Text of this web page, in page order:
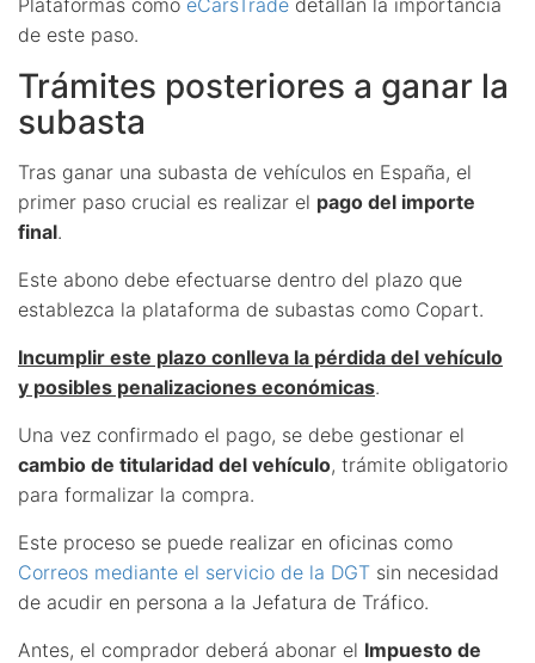
de este paso.
Trámites posteriores a ganar la
subasta
Tras ganar una subasta de vehículos en España, el
primer paso crucial es realizar el pago del importe
final.
Este abono debe efectuarse dentro del plazo que
establezca la plataforma de subastas como Copart.
Incumplir este plazo conlleva la pérdida del vehículo
y posibles penalizaciones económicas.
Una vez confirmado el pago, se debe gestionar el
cambio de titularidad del vehículo, trámite obligatorio
para formalizar la compra.
Este proceso se puede realizar en oficinas como
Correos mediante el servicio de la DGT sin necesidad
de acudir en persona a la Jefatura de Tráfico.
Antes, el comprador deberá abonar el Impuesto de